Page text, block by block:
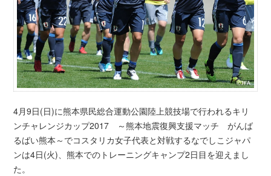
4月9日(日)に熊本県民総合運動公園陸上競技場で行われるキリ
ンチャレンジカップ2017 ～熊本地震復興支援マッチ がんば
るばい熊本～でコスタリカ女子代表と対戦するなでしこジャパ
ンは4日(火)、熊本でのトレーニングキャンプ2日目を迎えまし
た。